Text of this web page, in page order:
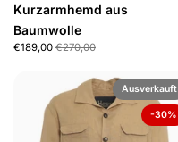
Kurzarmhemd aus
Baumwolle
€189,00 €270,00
Ausverkauft
-30%